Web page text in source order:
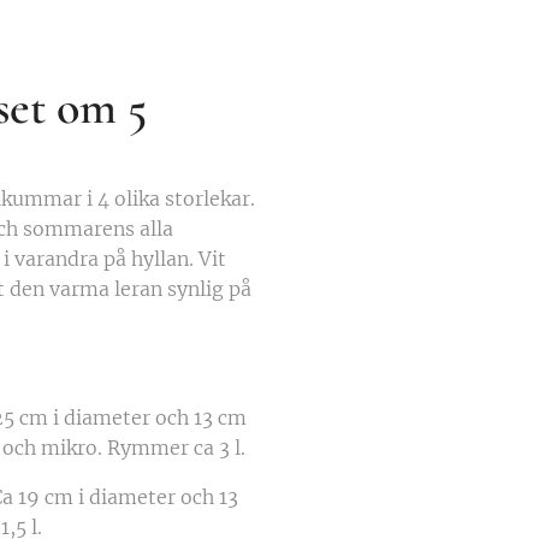
om 5
i 4 olika storlekar.
sommarens alla
varandra på hyllan. Vit
den varma leran synlig på
cm i diameter och 13 cm
mikro. Rymmer ca 3 l.
19 cm i diameter och 13
l.